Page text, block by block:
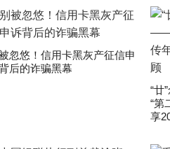
忽悠！信用卡黑灰产征信申
后的诈骗黑幕
“廿
“第
享